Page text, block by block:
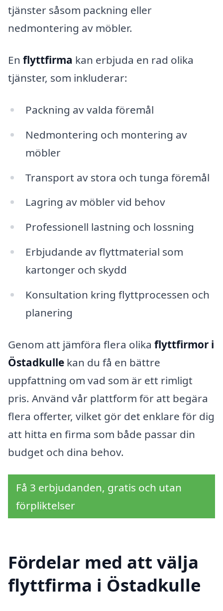
tjänster såsom packning eller
nedmontering av möbler.
En flyttfirma kan erbjuda en rad olika
tjänster, som inkluderar:
Packning av valda föremål
Nedmontering och montering av
möbler
Transport av stora och tunga föremål
Lagring av möbler vid behov
Professionell lastning och lossning
Erbjudande av flyttmaterial som
kartonger och skydd
Konsultation kring flyttprocessen och
planering
Genom att jämföra flera olika flyttfirmor i
Östadkulle kan du få en bättre
uppfattning om vad som är ett rimligt
pris. Använd vår plattform för att begära
flera offerter, vilket gör det enklare för dig
att hitta en firma som både passar din
budget och dina behov.
Få 3 erbjudanden, gratis och utan
förpliktelser
Fördelar med att välja
flyttfirma i Östadkulle